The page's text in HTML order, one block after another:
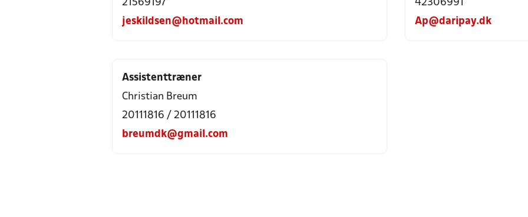
21569197
jeskildsen@hotmail.com
42306991
Ap@daripay.dk
Assistenttræner
Christian Breum
20111816 / 20111816
breumdk@gmail.com